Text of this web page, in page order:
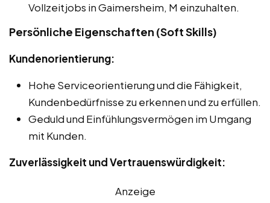
Vollzeitjobs in Gaimersheim, M einzuhalten.
Persönliche Eigenschaften (Soft Skills)
Kundenorientierung:
Hohe Serviceorientierung und die Fähigkeit,
Kundenbedürfnisse zu erkennen und zu erfüllen.
Geduld und Einfühlungsvermögen im Umgang
mit Kunden.
Zuverlässigkeit und Vertrauenswürdigkeit:
Anzeige